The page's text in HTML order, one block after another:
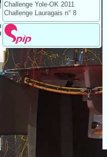
Challenge Yole-OK 2011
Challenge Lauragais n° 8